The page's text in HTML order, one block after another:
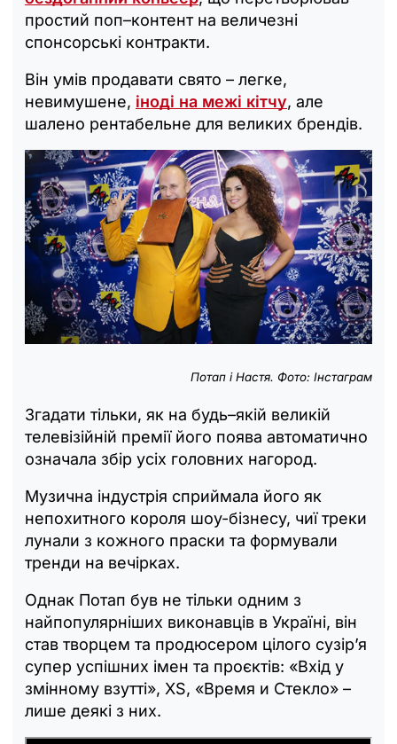
простий поп–контент на величезні
спонсорські контракти.
Він умів продавати свято – легке,
невимушене, іноді на межі кітчу, але
шалено рентабельне для великих брендів.
Потап і Настя. Фото: Інстаграм
Згадати тільки, як на будь–якій великій
телевізійній премії його поява автоматично
означала збір усіх головних нагород.
Музична індустрія сприймала його як
непохитного короля шоу-бізнесу, чиї треки
лунали з кожного праски та формували
тренди на вечірках.
Однак Потап був не тільки одним з
найпопулярніших виконавців в Україні, він
став творцем та продюсером цілого сузір’я
супер успішних імен та проєктів: «Вхід у
змінному взутті», XS, «Время и Стекло» –
лише деякі з них.